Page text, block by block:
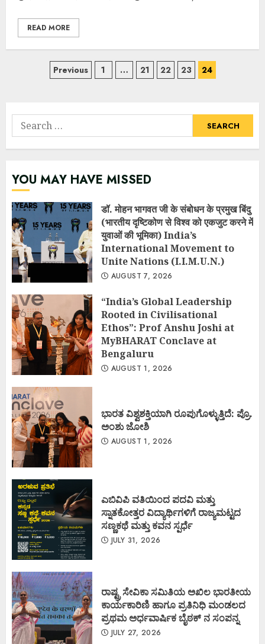
READ MORE
Posts
Previous 1 … 21 22 23 24
Search
for:
YOU MAY HAVE MISSED
डॉ. मोहन भागवत जी के संबोधन के प्रमुख बिंदु
(भारतीय दृष्टिकोण से विश्व को एकजुट करने में
युवाओं की भूमिका) India’s
International Movement to
Unite Nations (I.I.M.U.N.)
AUGUST 7, 2026
“India’s Global Leadership
Rooted in Civilisational
Ethos”: Prof Anshu Joshi at
MyBHARAT Conclave at
Bengaluru
AUGUST 1, 2026
ಭಾರತ ವಿಶ್ವಶಕ್ತಿಯಾಗಿ ರೂಪುಗೊಳ್ಳುತ್ತಿದೆ: ಪ್ರೊ.
ಅಂಶು ಜೋಶಿ
AUGUST 1, 2026
ಎಬಿವಿಪಿ ವತಿಯಿಂದ ಪದವಿ ಮತ್ತು
ಸ್ನಾತಕೋತ್ತರ ವಿದ್ಯಾರ್ಥಿಗಳಿಗೆ ರಾಜ್ಯಮಟ್ಟದ
ಸಣ್ಣಕಥೆ ಮತ್ತು ಕವನ ಸ್ಪರ್ಧೆ
JULY 31, 2026
ರಾಷ್ಟ್ರ ಸೇವಿಕಾ ಸಮಿತಿಯ ಅಖಿಲ ಭಾರತೀಯ
ಕಾರ್ಯಕಾರಿಣಿ ಹಾಗೂ ಪ್ರತಿನಿಧಿ ಮಂಡಲದ
ಪ್ರಥಮ ಅರ್ಧವಾರ್ಷಿಕ ಬೈಠಕ್ ನ ಸಂಪನ್ನ
JULY 27, 2026